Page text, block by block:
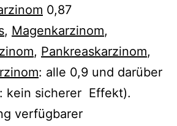
0,87
, Magenkarzinom,
, Pankreaskarzinom,
: alle 0,9 und darüber
kein sicherer Effekt).
verfügbarer